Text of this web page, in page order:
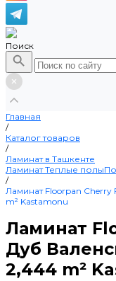
Поиск
Главная
/
Каталог товаров
/
Ламинат в Ташкенте
ЛаминатТеплые полы
/
Ламинат Floorpan
m² Kastamonu
Ламинат
Дуб
2,444 m²